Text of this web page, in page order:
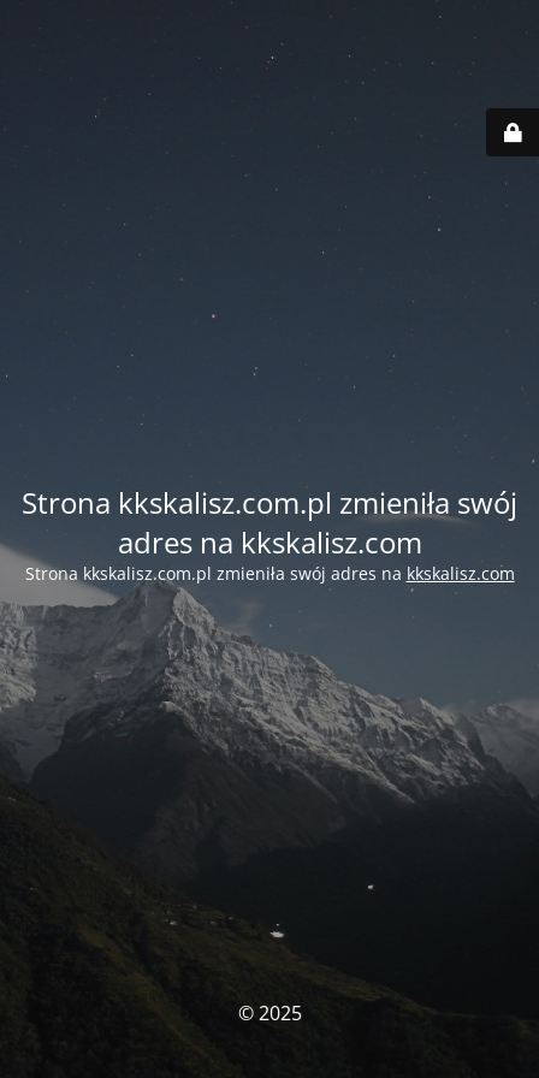
Strona kkskalisz.com.pl zmieniła swój
adres na kkskalisz.com
Strona kkskalisz.com.pl zmieniła swój adres na kkskalisz.com
© 2025